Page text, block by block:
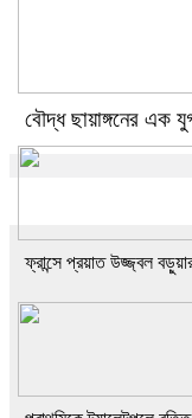
বৌদ্ধ ছায়াঙ্গনের এক
ফ্রান্সে প্রয়াত উজ্জ্বল